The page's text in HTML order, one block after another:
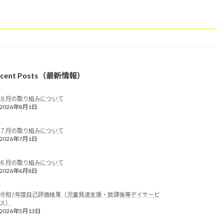
Posts（最新情報）
８月の取り組みについて
2026年8月1日
７月の取り組みについて
2026年7月1日
６月の取り組みについて
2026年6月8日
令和7年度自己評価結果（児童発達支援・放課後等デイサービ
ス）
2026年5月13日